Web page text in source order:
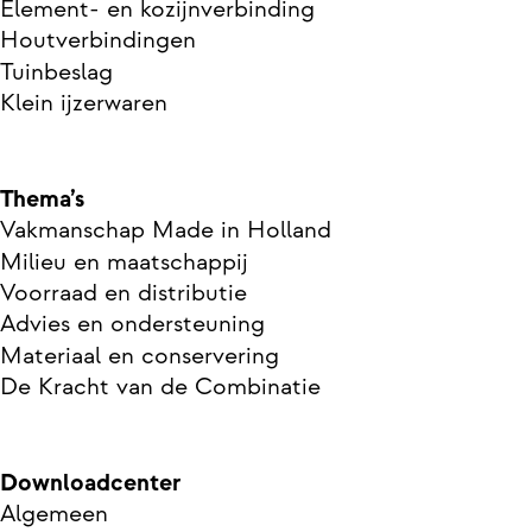
Element- en kozijnverbinding
Houtverbindingen
Tuinbeslag
Klein ijzerwaren
Thema’s
Vakmanschap Made in Holland
Milieu en maatschappij
Voorraad en distributie
Advies en ondersteuning
Materiaal en conservering
De Kracht van de Combinatie
Downloadcenter
Algemeen